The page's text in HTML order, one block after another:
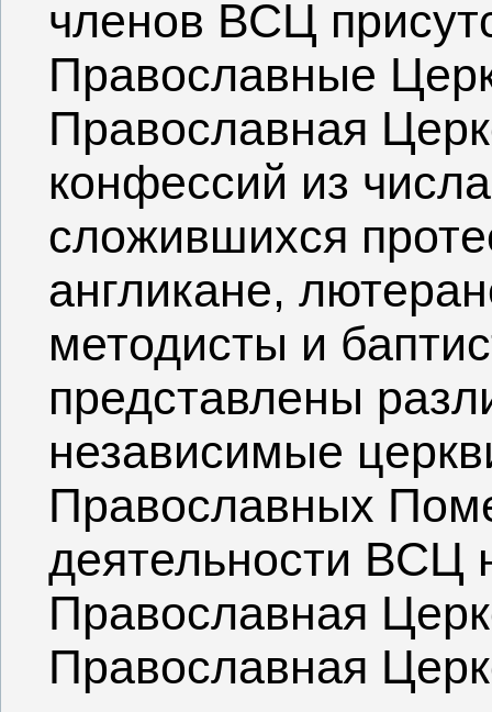
членов ВСЦ
Православные
Православная
конфессий из
сложившихся
англикане,
методисты и
представлены
независимые
Православных
деятельности ВСЦ
Православная
Православная